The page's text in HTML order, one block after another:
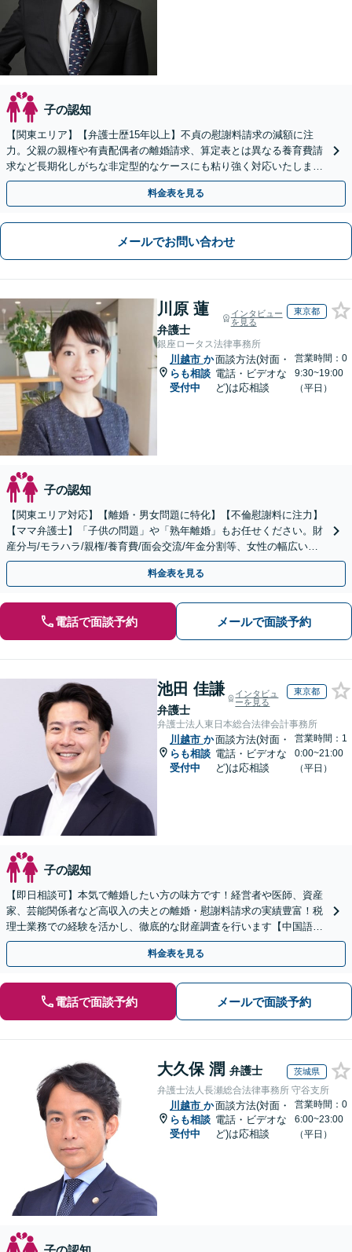
子の認知
【関東エリア】【弁護士歴15年以上】不貞の慰謝料請求の減額に注
力。父親の親権や有責配偶者の離婚請求、算定表とは異なる養育費請
求など長期化しがちな非定型的なケースにも粘り強く対応いたしま
す。【初回相談30分無料】【休日・夜間相談可】
料金表を見る
メールでお問い合わせ
川原 蓮
弁護士
インタビュー
を見る
東京都
銀座ロータス法律事務所
川越市 か
らも相談
受付中
面談方法(対面・
電話・ビデオな
ど)は応相談
営業時間：0
9:30~19:00
（平日）
子の認知
【関東エリア対応】【離婚・男女問題に特化】【不倫慰謝料に注力】
【ママ弁護士】「子供の問題」や「熟年離婚」もお任せください。財
産分与/モラハラ/親権/養育費/面会交流/年金分割等、女性の幅広い悩
みに対応。経験豊富な弁護士が解決に導きます。
料金表を見る
電話で面談予約 メールで面談予約
池田 佳謙
弁護士
インタビュ
ーを見る
東京都
弁護士法人東日本総合法律会計事務所
川越市 か
らも相談
受付中
面談方法(対面・
電話・ビデオな
ど)は応相談
営業時間：1
0:00~21:00
（平日）
子の認知
【即日相談可】本気で離婚したい方の味方です！経営者や医師、資産
家、芸能関係者など高収入の夫との離婚・慰謝料請求の実績豊富！税
理士業務での経験を活かし、徹底的な財産調査を行います【中国語対
応可】
料金表を見る
電話で面談予約 メールで面談予約
大久保 潤 弁護士 茨城県
弁護士法人長瀬総合法律事務所 守谷支所
川越市 か
らも相談
受付中
面談方法(対面・
電話・ビデオな
ど)は応相談
営業時間：0
6:00~23:00
（平日）